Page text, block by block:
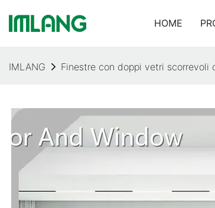
HOME
IMLANG Finestre con doppi vetri scorrevoli